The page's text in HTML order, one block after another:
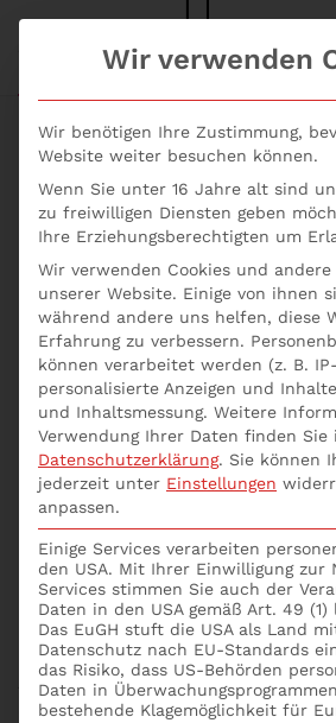
Skip to main content
S+P NEWS
➡️
führen:
Leitfaden
Pflichten
und
Als Geschäftsführer, Vorstand
du in Deutschland eine enorme
Wir verwenden
Wir benötigen Ihre Zustimmung,
Website weiter besuchen können.
Wenn Sie unter 16 Jahre alt sind
zu freiwilligen Diensten geben
Ihre Erziehungsberechtigten um
Wir verwenden Cookies und andere
unserer Website. Einige von ihnen
während andere uns helfen, diese
Erfahrung zu verbessern.
können verarbeitet werden (z. B.
personalisierte Anzeigen und
und Inhaltsmessung. Weitere
Verwendung Ihrer Daten finden Sie
Datenschutzerklärung. Sie können
jederzeit unter Einstellungen
anpassen.
Einige Services verarbeiten
den USA. Mit Ihrer Einwilligung zur
Services stimmen Sie auch der
Daten in den USA gemäß Art. 49 (1)
Das EuGH stuft die USA als Land
Datenschutz nach EU-Standards
das Risiko, dass US-Behörden
Daten in
bestehende Klagemöglichkeit für